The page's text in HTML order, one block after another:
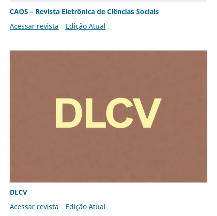
CAOS – Revista Eletrônica de Ciências Sociais
Acessar revista
Edição Atual
DLCV
Acessar revista
Edição Atual